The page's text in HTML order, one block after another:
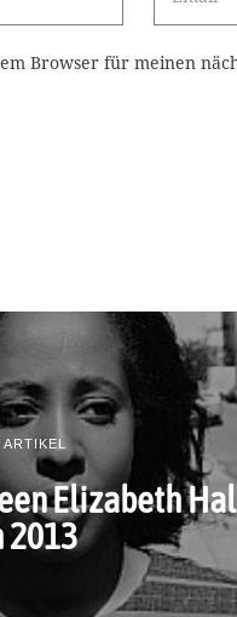
Browser für meinen
Elizabeth
2013